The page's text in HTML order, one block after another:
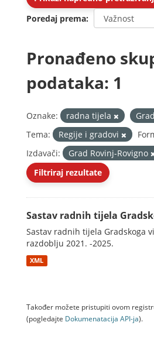
Poredaj prema
Pronađeno
podataka: 1
Oznake: radna tijela
Tema:
Regije i gradovi
Izdavači:
Grad Rovinj-Rovigno
Filtriraj rezultate
Sastav radnih tijela
Sastav radnih tijela Gradskoga
razdoblju 2021. -2025.
XML
Također možete pristupiti ovom
(pogledajte Dokumenаtаcijа API-jа).